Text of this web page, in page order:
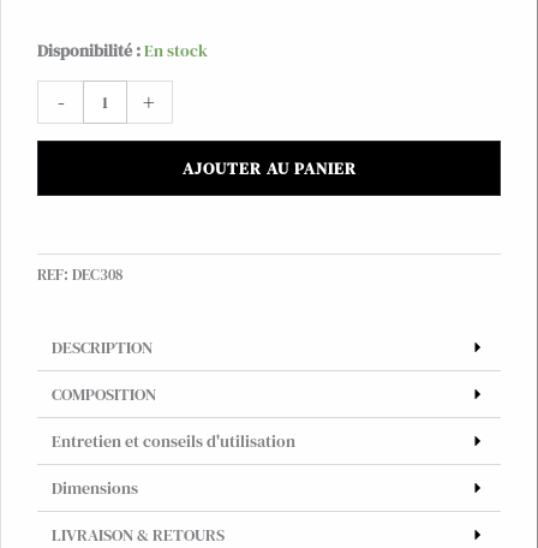
Disponibilité :En stock
-
quantité
de
Grenade
décorative
lien
en
+
AJOUTER AU PANIER
REF: DEC308
DESCRIPTION
COMPOSITION
Entretien et conseils d'utilisation
Dimensions
LIVRAISON & RETOURS